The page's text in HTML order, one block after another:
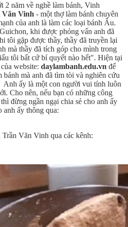
năm về nghề làm bánh, Vinh
Văn Vinh - một thợ làm bánh chuyên
của anh là làm các loại bánh Âu.
khi được phỏng vấn anh đã
tôi gặp được thầy, thầy đã truyền lại
mà thầy đã tích góp cho mình trong
tôi bất cứ bí quyết nào hết". Hiện tại
website: daylambanh.edu.vn để
bánh mà anh đã tìm tòi và nghiên cứu
Anh ấy là một con người vui tính luôn
Cho nên, nếu bạn có những công
đừng ngần ngại chia sẻ cho anh ấy
anh ấy thông qua:
Văn Vinh qua các kênh: